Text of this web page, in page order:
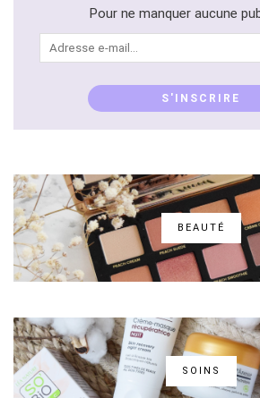
Pour ne manquer aucune
Adresse
e-
S'INSCRIRE
BEAUTÉ
SOINS